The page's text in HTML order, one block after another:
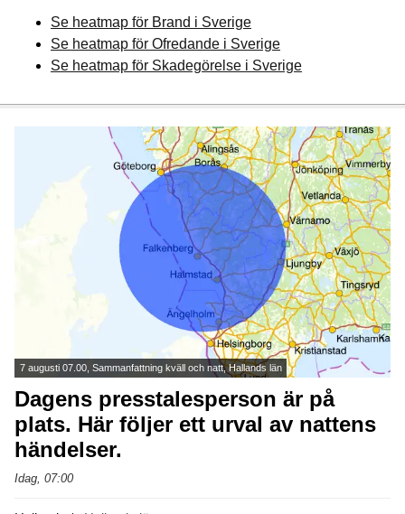
Se heatmap för Brand i Sverige
Se heatmap för Ofredande i Sverige
Se heatmap för Skadegörelse i Sverige
7 augusti 07.00, Sammanfattning kväll och natt, Hallands län
Dagens presstalesperson är på
plats. Här följer ett urval av nattens
händelser.
Idag, 07:00